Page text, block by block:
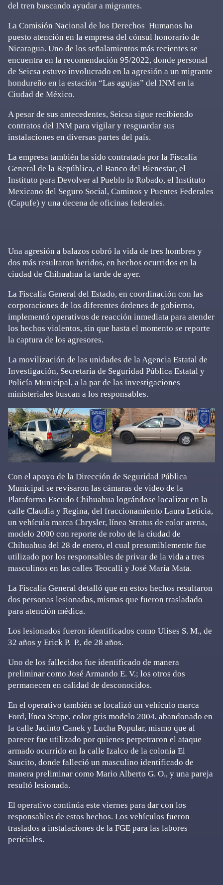
del tren buscando ayudar a migrantes.
La Comisión Nacional de los Derechos Humanos ha
puesto atención en la empresa del cónsul honorario de
Nicaragua. Uno de los señalamientos más recientes se
encuentra en la recomendación 95/2022, donde personal
de Seicsa estuvo involucrado en la agresión a un migrante
hondureño en la estación “Las agujas” del INM en la
Ciudad de México.
A pesar de sus antecedentes, Seicsa sigue recibiendo
contratos del INM para vigilar y resguardar sus
instalaciones en diversas partes del país.
La empresa también ha sido contratada por la Fiscalía
General de la República, el Banco del Bienestar, el
Instituto para Devolver al Pueblo lo Robado, el Instituto
Mexicano del Seguro Social, Caminos y Puentes Federales
(Capufe) y una decena de oficinas federales.
Una agresión a balazos cobró la vida de tres hombres y
dos más resultaron heridos, en hechos ocurridos en la
ciudad de Chihuahua la tarde de ayer.
La Fiscalía General del Estado, en coordinación con las
corporaciones de los diferentes órdenes de gobierno,
implementó operativos de reacción inmediata para atender
los hechos violentos, sin que hasta el momento se reporte
la captura de los agresores.
La movilización de las unidades de la Agencia Estatal de
Investigación, Secretaría de Seguridad Pública Estatal y
Policía Municipal, a la par de las investigaciones
ministeriales buscan a los responsables.
Con el apoyo de la Dirección de Seguridad Pública
Municipal se revisaron las cámaras de video de la
Plataforma Escudo Chihuahua lográndose localizar en la
calle Claudia y Regina, del fraccionamiento Laura Leticia,
un vehículo marca Chrysler, línea Stratus de color arena,
modelo 2000 con reporte de robo de la ciudad de
Chihuahua del 28 de enero, el cual presumiblemente fue
utilizado por los responsables de privar de la vida a tres
masculinos en las calles Teocalli y José María Mata.
La Fiscalía General detalló que en estos hechos resultaron
dos personas lesionadas, mismas que fueron trasladado
para atención médica.
Los lesionados fueron identificados como Ulises S. M., de
32 años y Erick P. P., de 28 años.
Uno de los fallecidos fue identificado de manera
preliminar como José Armando E. V.; los otros dos
permanecen en calidad de desconocidos.
En el operativo también se localizó un vehículo marca
Ford, línea Scape, color gris modelo 2004, abandonado en
la calle Jacinto Canek y Lucha Popular, mismo que al
parecer fue utilizado por quienes perpetraron el ataque
armado ocurrido en la calle Izalco de la colonia El
Saucito, donde falleció un masculino identificado de
manera preliminar como Mario Alberto G. O., y una pareja
resultó lesionada.
El operativo continúa este viernes para dar con los
responsables de estos hechos. Los vehículos fueron
traslados a instalaciones de la FGE para las labores
periciales.